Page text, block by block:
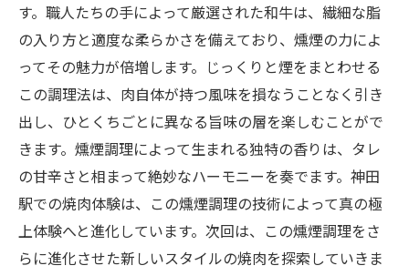
神田駅での焼肉が提供する贅沢なひととき
焼肉ファン必見神田駅で体験する燻煙と旨味の
ハーモニー
焼肉ファン絶賛: 神田駅の燻煙ハーモニー
燻煙と旨味が奏でる焼肉の交響曲
香りと味の調和を楽しむ焼肉時間
神田駅での焼肉体験の真髄を知る
特製タレが導く燻煙の味わい
焼肉ファンが神田駅で出会う燻煙の魅力
す。職人たちの手によって厳選された和牛は、繊細な脂
の入り方と適度な柔らかさを備えており、燻煙の力によ
ってその魅力が倍増します。じっくりと煙をまとわせる
この調理法は、肉自体が持つ風味を損なうことなく引き
出し、ひとくちごとに異なる旨味の層を楽しむことがで
きます。燻煙調理によって生まれる独特の香りは、タレ
の甘辛さと相まって絶妙なハーモニーを奏でます。神田
駅での焼肉体験は、この燻煙調理の技術によって真の極
上体験へと進化しています。次回は、この燻煙調理をさ
らに進化させた新しいスタイルの焼肉を探索していきま